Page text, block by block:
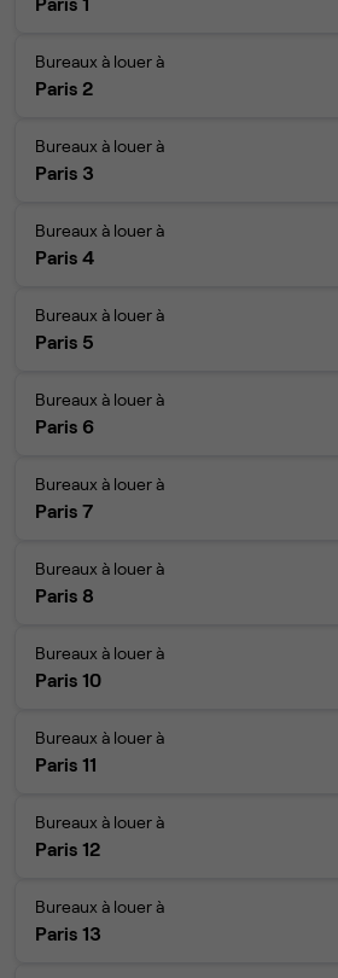
Bureaux à louer à
Paris 2
Bureaux à louer à
Paris 3
Bureaux à louer à
Paris 4
Bureaux à louer à
Paris 5
Bureaux à louer à
Paris 6
Bureaux à louer à
Paris 7
Bureaux à louer à
Paris 8
Bureaux à louer à
Paris 10
Bureaux à louer à
Paris 11
Bureaux à louer à
Paris 12
Bureaux à louer à
Paris 13